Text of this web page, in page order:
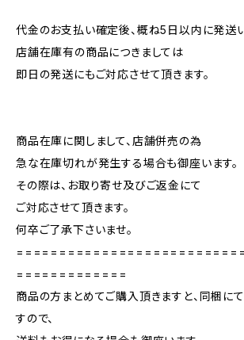
代金のお支払い確定後、概ね5日以内に発送い
店舗在庫有の商品につきましては
即日の発送にもご対応させて頂きます。
商品在庫に関しまして、店舗併売の為
急な在庫切れが発生する場合も御座います。
その際は、お取り寄せ及びご返金にて
ご対応させて頂きます。
何卒ご了承下さいませ。
=============
商品の方まとめてご購入頂きますと、同梱に
すので、